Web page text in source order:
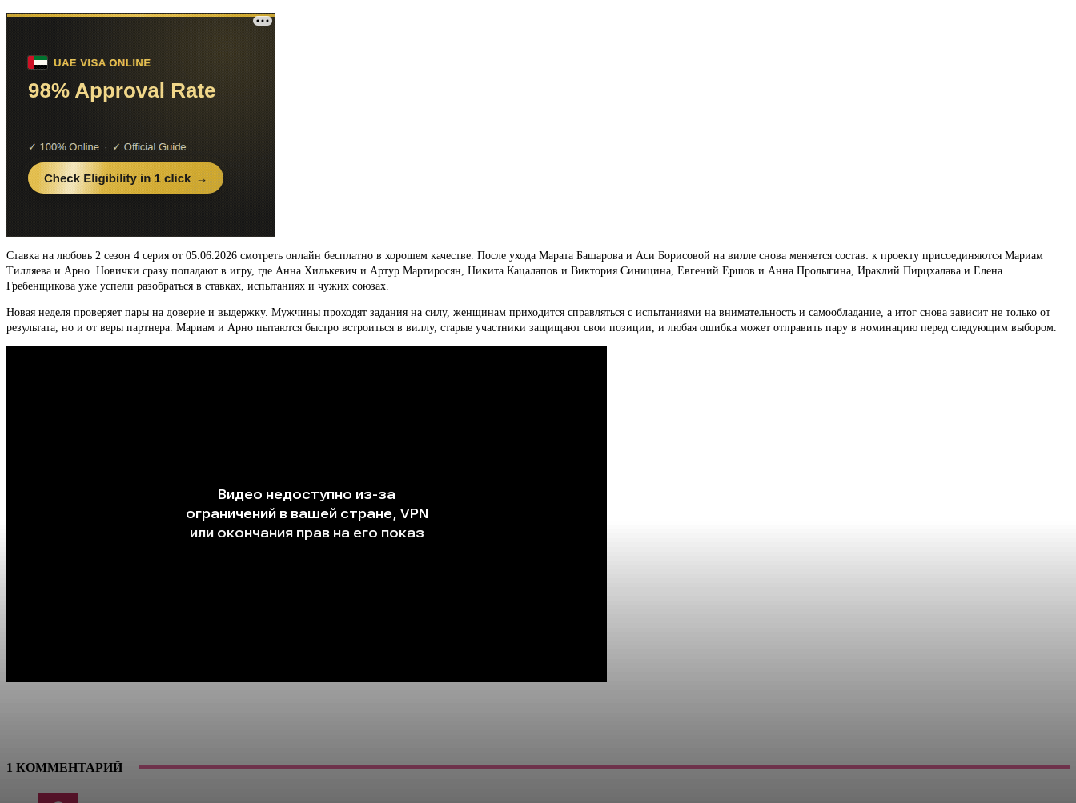
Ставка на любовь 2 сезон 4 серия от 05.06.2026 смотреть онлайн бесплатно в хорошем качестве. После ухода Марата Башарова и Аси Борисовой на вилле снова меняется состав: к проекту присоединяются Мариам
Тилляева и Арно. Новички сразу попадают в игру, где Анна Хилькевич и Артур Мартиросян, Никита Кацалапов и Виктория Синицина, Евгений Ершов и Анна Пролыгина, Ираклий Пирцхалава и Елена
Гребенщикова уже успели разобраться в ставках, испытаниях и чужих союзах.
Новая неделя проверяет пары на доверие и выдержку. Мужчины проходят задания на силу, женщинам приходится справляться с испытаниями на внимательность и самообладание, а итог снова зависит не только от
результата, но и от веры партнера. Мариам и Арно пытаются быстро встроиться в виллу, старые участники защищают свои позиции, и любая ошибка может отправить пару в номинацию перед следующим выбором.
1 КОММЕНТАРИЙ